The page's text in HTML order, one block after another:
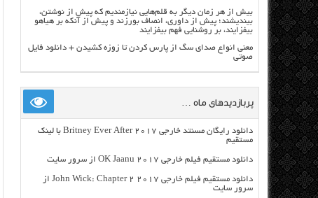
بیش از هر زمان دیگر به قلم‌هایی نیازمندیم که پیش از نوشتن،
بیندیشند؛ پیش از داوری، انصاف بورزند و پیش از آنکه بر هیاهو
بیفزایند، بر روشنایی فهم بیفزایند
معنی انواع صدای سگ از پارس کردن تا زوزه کشیدن + دانلود فایل
صوتی
پربازدیدهای ماه …
دانلود رایگان مسنتد خارجی Britney Ever After 2017 با لینک
مستقیم
دانلود مستقیم فیلم خارجی OK Jaanu 2017 از سرور سایت
دانلود مستقیم فیلم خارجی John Wick: Chapter 2 2017 از
سرور سایت